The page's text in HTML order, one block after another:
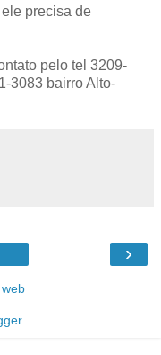
precisa de
pelo tel 3209-
3083 bairro Alto-
›
.